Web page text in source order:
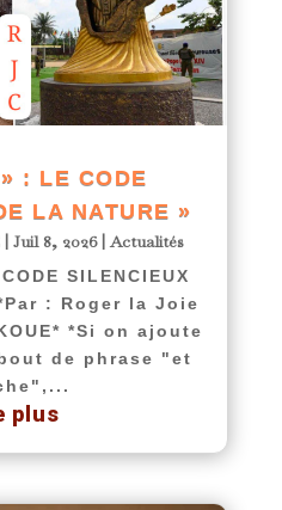
: LE CODE
LA NATURE »
| Juil 8, 2026|Actualités
SILENCIEUX
: Roger la Joie
*Si on ajoute
de phrase "et
plus